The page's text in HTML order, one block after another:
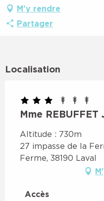
M'y rendre
Partager
Localisation
Mme REBUFFET
Altitude : 730m
27 impasse de la
Ferme, 38190 Laval
Accès
Accès